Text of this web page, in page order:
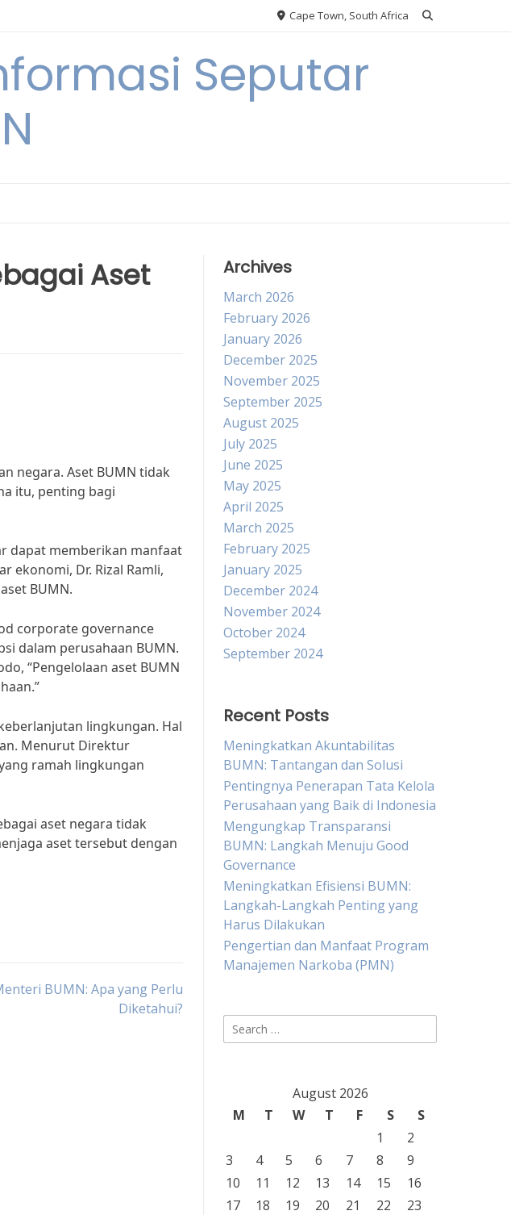
Cape Town, South Africa
Seputar
Aset
negara. Aset BUMN tidak
itu, penting bagi
dapat memberikan manfaat
ekonomi, Dr. Rizal Ramli,
BUMN.
corporate governance
dalam perusahaan BUMN.
“Pengelolaan aset BUMN
lingkungan. Hal
Menurut Direktur
ramah lingkungan
aset negara tidak
aset tersebut dengan
BUMN: Apa yang Perlu
Diketahui?
Archives
March 2026
February 2026
January 2026
December 2025
November 2025
September 2025
August 2025
July 2025
June 2025
May 2025
April 2025
March 2025
February 2025
January 2025
December 2024
November 2024
October 2024
September 2024
Recent Posts
Meningkatkan Akuntabilitas
BUMN: Tantangan dan Solusi
Pentingnya Penerapan Tata Kelola
Perusahaan yang Baik di Indonesia
Mengungkap Transparansi
BUMN: Langkah Menuju Good
Governance
Meningkatkan Efisiensi BUMN:
Langkah-Langkah Penting yang
Harus Dilakukan
Pengertian dan Manfaat Program
Manajemen Narkoba (PMN)
Search
for:
August 2026
M
T W T F S
S
1
2
3
4 5 6 7 8
9
10
11 12 13 14 15
16
17
18 19 20 21 22
23